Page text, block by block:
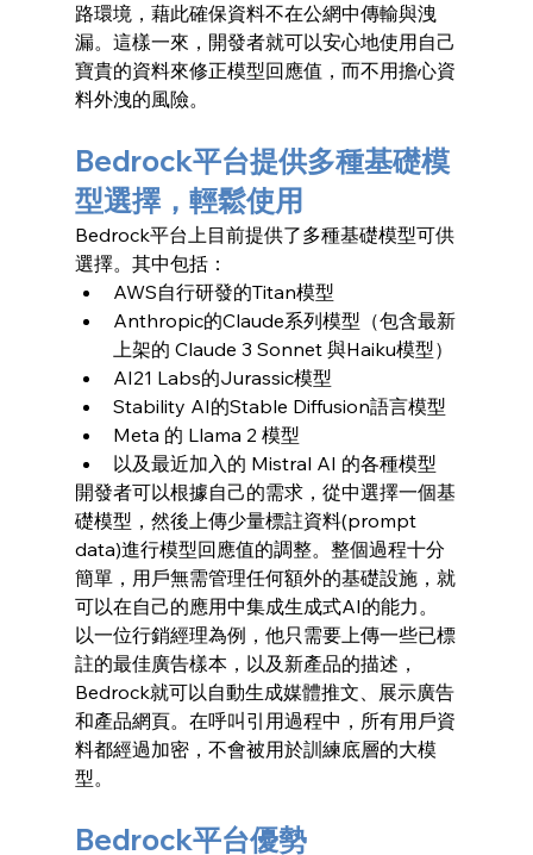
路環境，藉此確保資料不在公網中傳輸與洩
漏。這樣一來，開發者就可以安心地使用自己
寶貴的資料來修正模型回應值，而不用擔心資
料外洩的風險。
Bedrock平台提供多種基礎模
型選擇，輕鬆使用
Bedrock平台上目前提供了多種基礎模型可供
選擇。其中包括：
AWS自行研發的Titan模型
Anthropic的Claude系列模型（包含最新
上架的 Claude 3 Sonnet 與Haiku模型）
AI21 Labs的Jurassic模型
Stability AI的Stable Diffusion語言模型
Meta 的 Llama 2 模型
以及最近加入的 Mistral AI 的各種模型
開發者可以根據自己的需求，從中選擇一個基
礎模型，然後上傳少量標註資料(prompt
data)進行模型回應值的調整。整個過程十分
簡單，用戶無需管理任何額外的基礎設施，就
可以在自己的應用中集成生成式AI的能力。
以一位行銷經理為例，他只需要上傳一些已標
註的最佳廣告樣本，以及新產品的描述，
Bedrock就可以自動生成媒體推文、展示廣告
和產品網頁。在呼叫引用過程中，所有用戶資
料都經過加密，不會被用於訓練底層的大模
型。
Bedrock平台優勢